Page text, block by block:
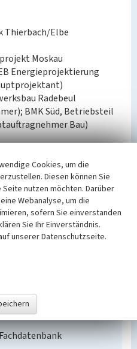
Thierbach/Elbe
Moskau
Energieprojektierung
Radebeul
BMK Süd, Betriebsteil
Bau)
Kraftwerk
Cookies, um die
Diesen können Sie
nutzen möchten. Darüber
Webanalyse, um die
sofern Sie einverstanden
Sie Ihr Einverständnis.
unserer Datenschutzseite.